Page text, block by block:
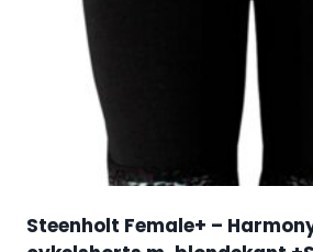
Steenholt Female+ –